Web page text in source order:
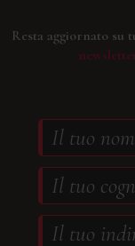
Resta aggiornato su